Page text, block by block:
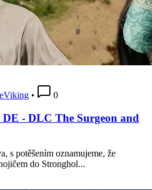
• 0
- DLC The Surgeon and
s potěšením oznamujeme, že
do Stronghol...